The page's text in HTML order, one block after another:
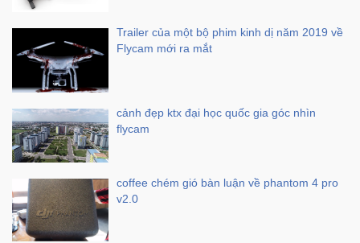
Trailer của một bộ phim kinh dị năm 2019 về
Flycam mới ra mắt
cảnh đẹp ktx đại học quốc gia góc nhìn
flycam
coffee chém gió bàn luận về phantom 4 pro
v2.0